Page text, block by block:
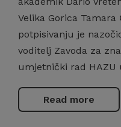
Velika Gorica Tamara
potpisivanju je
voditelj Zavoda za
umjetnički rad HAZU
Read more